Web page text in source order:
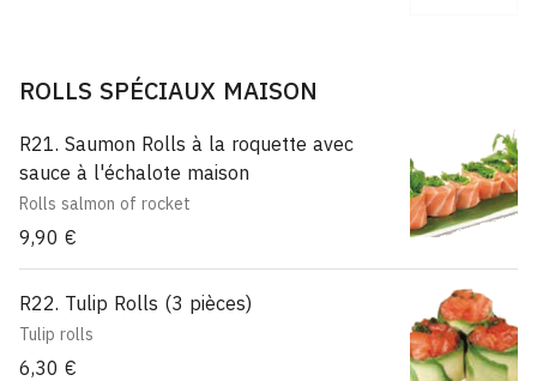
ROLLS SPÉCIAUX MAISON
R21. Saumon Rolls à la roquette avec
sauce à l'échalote maison
Rolls salmon of rocket
9,90 €
R22. Tulip Rolls (3 pièces)
Tulip rolls
6,30 €